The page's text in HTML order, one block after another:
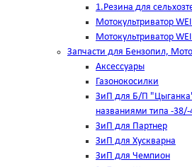
1.Резина для
Мотокультриватор
Мотокультриватор
Запчасти для Бензопил,
Аксессуары
Газонокосилки
ЗиП для Б/П
названиями типа -
ЗиП для Партнер
ЗиП для Хускварна
ЗиП для Чемпион